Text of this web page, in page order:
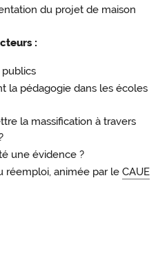
du projet de maison
:
publics
la pédagogie dans les écoles
la massification à travers
une évidence ?
réemploi, animée par le CAUE